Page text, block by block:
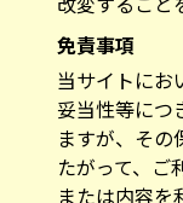
免責事項
当サイトにお
妥当性等につ
ますが、その
たがって、ご
または内容を